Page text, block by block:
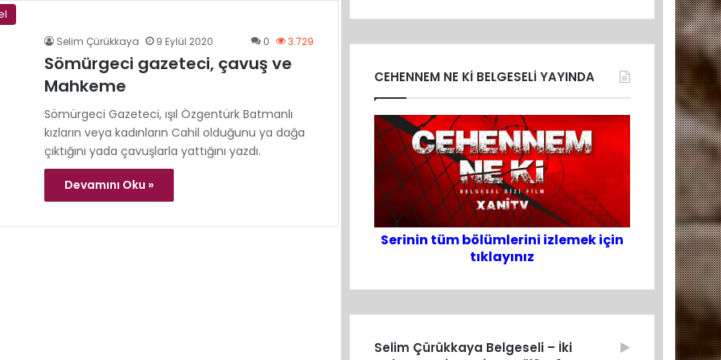
Selim Çürükkaya 9 Eylül 2020 0 3.729
Sömürgeci gazeteci, çavuş ve
Mahkeme
Sömürgeci Gazeteci, ışıl Özgentürk Batmanlı
kızların veya kadınların Cahil olduğunu ya dağa
çıktığını yada çavuşlarla yattığını yazdı.
Devamını Oku »
CEHENNEM NE Kİ BELGESELİ YAYINDA
Serinin tüm bölümlerini izlemek için
tıklayınız
Selim Çürükkaya Belgeseli – İki